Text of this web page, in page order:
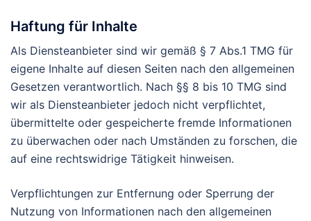
Haftung für Inhalte
Als Diensteanbieter sind wir gemäß § 7 Abs.1 TMG für
eigene Inhalte auf diesen Seiten nach den allgemeinen
Gesetzen verantwortlich. Nach §§ 8 bis 10 TMG sind
wir als Diensteanbieter jedoch nicht verpflichtet,
übermittelte oder gespeicherte fremde Informationen
zu überwachen oder nach Umständen zu forschen, die
auf eine rechtswidrige Tätigkeit hinweisen.
Verpflichtungen zur Entfernung oder Sperrung der
Nutzung von Informationen nach den allgemeinen